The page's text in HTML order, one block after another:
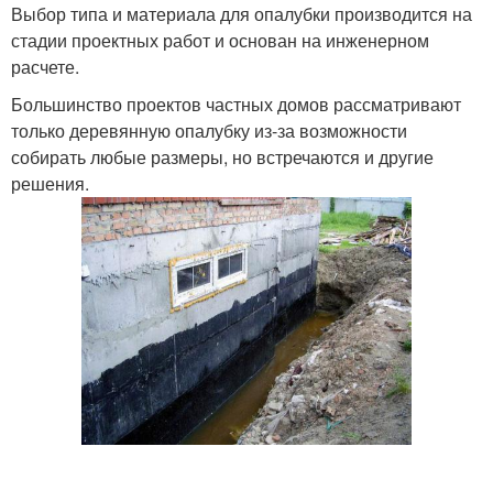
Выбор типа и материала для опалубки производится на
стадии проектных работ и основан на инженерном
расчете.
Большинство проектов частных домов рассматривают
только деревянную опалубку из-за возможности
собирать любые размеры, но встречаются и другие
решения.